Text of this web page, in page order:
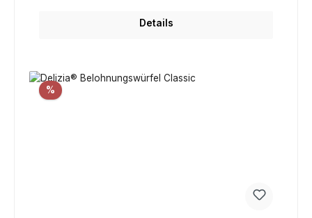
Details
%Rabatt